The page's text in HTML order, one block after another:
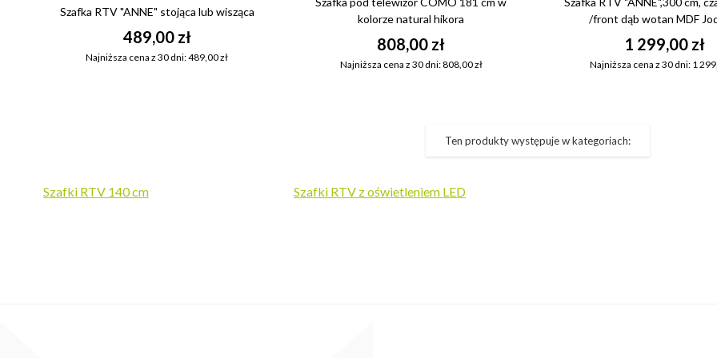
Szafka RTV "ANNE" stojąca lub wisząca
489,00 zł
Najniższa cena z 30 dni: 489,00 zł
kolorze natural hikora
808,00 zł
Najniższa cena z 30 dni: 808,00 zł
/front dąb wotan MDF
1 299,00 zł
Najniższa cena z 30 dni: 1
Ten produkty występuje w kategoriach:
Szafki RTV 140 cm Szafki RTV z oświetleniem LED